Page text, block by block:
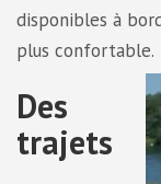
disponibles à
plus confortable.
Des
trajets